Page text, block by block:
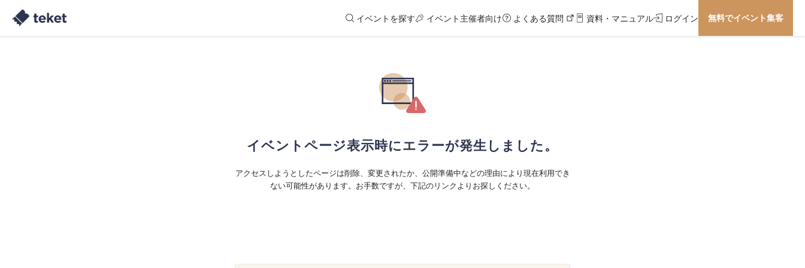
イベントを探す イベント主催者向け よくある質問 資料・マニュアル ログイン 無料でイベント集客
イベントページ表示時にエラーが発生しました。
アクセスしようとしたページは削除、変更されたか、公開準備中などの理由により現在利用でき
ない可能性があります。お手数ですが、下記のリンクよりお探しください。